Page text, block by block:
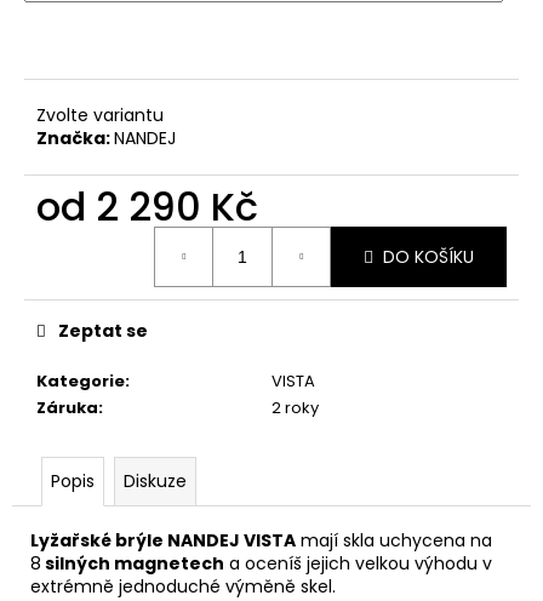
Zvolte variantu
Značka:NANDEJ
od 2 290 Kč
DO KOŠÍKU
Kategorie:
VISTA
Záruka: 2 roky
Zeptat se
Popis Diskuze
Lyžařské brýle NANDEJ VISTA mají skla uchycena na
8 silných magnetech a oceníš jejich velkou výhodu v
extrémně jednoduché výměně skel.